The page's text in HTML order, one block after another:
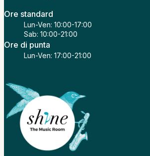
Ore standard
Lun-Ven: 10:00-17:00
Sab: 10:00-21:00
Ore di punta
Lun-Ven: 17:00-21:00